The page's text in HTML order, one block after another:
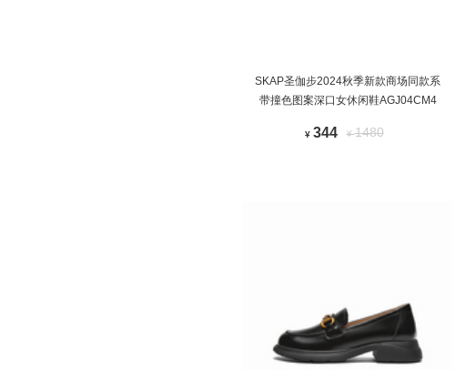
SKAP圣伽步2024秋季新款商场同款系
带撞色图案深口女休闲鞋AGJ04CM4
¥ 344 ¥1480